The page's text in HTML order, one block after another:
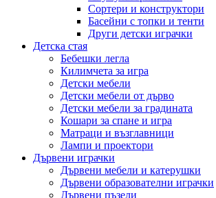
Сортери и конструктори
Басейни с топки и тенти
Други детски играчки
Детска стая
Бебешки легла
Килимчета за игра
Детски мебели
Детски мебели от дърво
Детски мебели за градината
Кошари за спане и игра
Матраци и възглавници
Лампи и проектори
Дървени играчки
Дървени мебели и катерушки
Дървени образователни играчки
Дървени пъзели